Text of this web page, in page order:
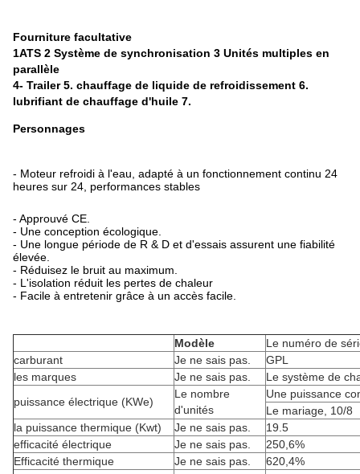
Fourniture facultative
1ATS 2 Système de synchronisation 3 Unités multiples en
parallèle
4- Trailer 5. chauffage de liquide de refroidissement 6.
lubrifiant de chauffage d'huile 7.
Personnages
- Moteur refroidi à l'eau, adapté à un fonctionnement continu 24
heures sur 24, performances stables
- Approuvé CE.
- Une conception écologique.
- Une longue période de R & D et d'essais assurent une fiabilité
élevée.
- Réduisez le bruit au maximum.
- L'isolation réduit les pertes de chaleur
- Facile à entretenir grâce à un accès facile.
Modèle
Le numéro de
carburant
Je ne sais pas.
GPL
les marques
Je ne sais pas.
Le système de
puissance électrique (KWe)
Le nombre
d'unités
Une puissance
Le mariage, 10/8
la puissance thermique (Kwt)
Je ne sais pas.
19.5
efficacité électrique
Je ne sais pas.
250,6%
Efficacité thermique
Je ne sais pas.
620,4%